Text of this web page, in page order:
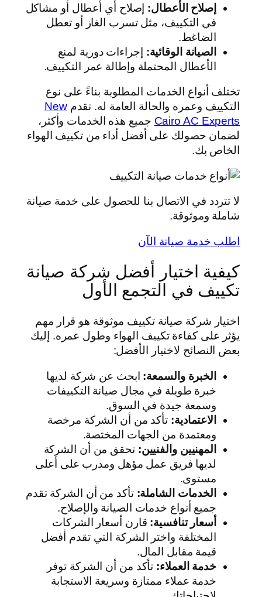
إصلاح الأعطال: إصلاح أي أعطال أو مشاكل
في التكييف، مثل تسرب الغاز أو تعطل
الضاغط.
الصيانة الوقائية: إجراءات دورية لمنع
الأعطال المحتملة وإطالة عمر التكييف.
تختلف أنواع الخدمات المطلوبة بناءً على نوع
التكييف وعمره والحالة العامة له. تقدمNew
Cairo AC Experts جميع هذه الخدمات وأكثر،
لضمان حصولك على أفضل أداء من تكييف الهواء
الخاص بك.
لا تتردد في الاتصال بنا للحصول على خدمة صيانة
شاملة وموثوقة.
اطلب خدمة صيانة الآن
كيفية اختيار أفضل شركة صيانة
تكييف في التجمع الأول
اختيار شركة صيانة تكييف موثوقة هو قرار مهم
يؤثر على كفاءة تكييف الهواء وطول عمره. إليك
بعض النصائح لاختيار الأفضل:
الخبرة والسمعة: ابحث عن شركة لديها
خبرة طويلة في مجال صيانة التكييفات
وسمعة جيدة في السوق.
الاعتمادية: تأكد من أن الشركة مرخصة
ومعتمدة من الجهات المختصة.
المهنيين والفنيين: تحقق من أن الشركة
لديها فريق عمل مؤهل ومدرب على أعلى
مستوى.
الخدمات الشاملة: تأكد من أن الشركة تقدم
جميع أنواع خدمات الصيانة والإصلاح.
أسعار تنافسية: قارن أسعار الشركات
المختلفة واختر الشركة التي تقدم أفضل
قيمة مقابل المال.
خدمة العملاء: تأكد من أن الشركة توفر
خدمة عملاء ممتازة وسريعة الاستجابة